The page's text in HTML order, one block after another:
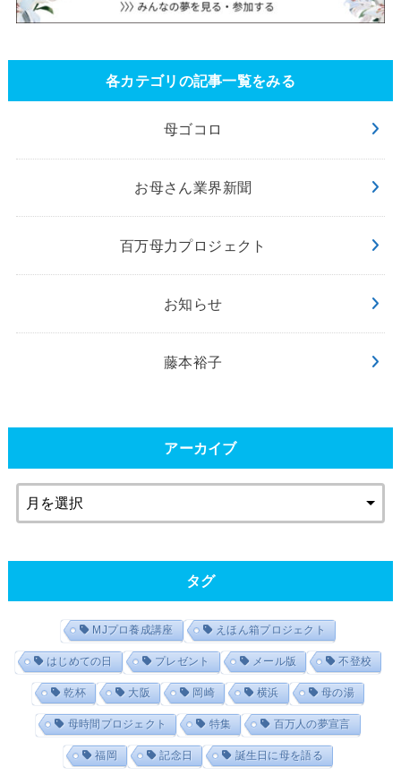
各カテゴリの記事一覧をみる
母ゴコロ
お母さん業界新聞
百万母力プロジェクト
お知らせ
藤本裕子
アーカイブ
タグ
MJプロ養成講座 えほん箱プロジェクト
はじめての日 プレゼント メール版 不登校
乾杯 大阪 岡崎 横浜 母の湯
母時間プロジェクト 特集 百万人の夢宣言
福岡 記念日 誕生日に母を語る